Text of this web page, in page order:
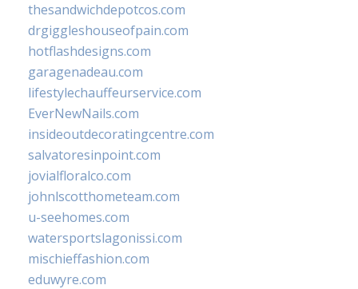
thesandwichdepotcos.com
drgiggleshouseofpain.com
hotflashdesigns.com
garagenadeau.com
lifestylechauffeurservice.com
EverNewNails.com
insideoutdecoratingcentre.com
salvatoresinpoint.com
jovialfloralco.com
johnlscotthometeam.com
u-seehomes.com
watersportslagonissi.com
mischieffashion.com
eduwyre.com